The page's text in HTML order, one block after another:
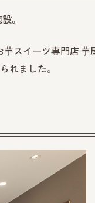
。
スイーツ専門店 芋
れました。